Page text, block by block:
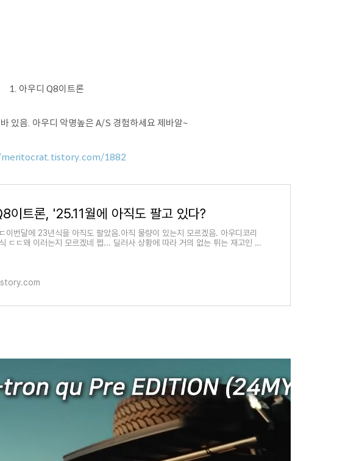
1. 아우디 Q8이트론
있음. 아우디 악명높은 A/S 경험하세요 제바알~
1882
이트론, '25.11월에 아직도 팔고 있다?
이번달에 23년식을 아직도 팔았음.아직 물량이 있는지 모르겠음. 아우디코리
ㄷㄷ왜 이러는지 모르겠네 쩝... 딜러사 상황에 따라 거의 없는 튀는 재고인 것